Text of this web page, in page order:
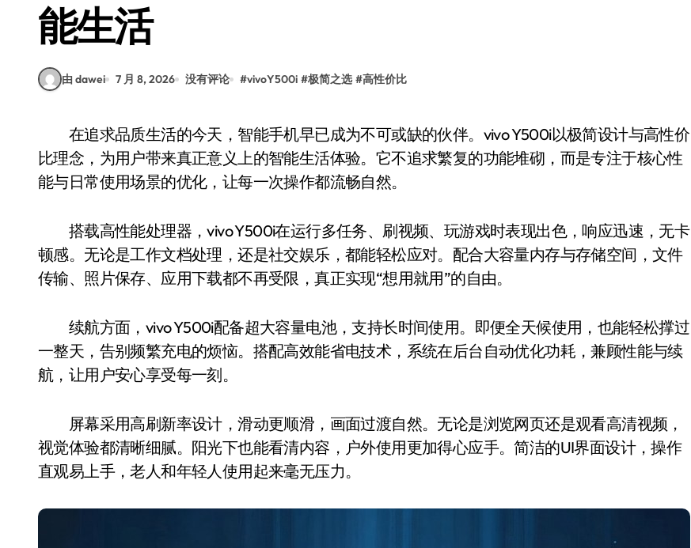
能生活
由 dawei 7 月 8, 2026 没有评论 #vivoY500i #极简之选 #高性价比
在追求品质生活的今天，智能手机早已成为不可或缺的伙伴。vivo Y500i以极简设计与高性价
比理念，为用户带来真正意义上的智能生活体验。它不追求繁复的功能堆砌，而是专注于核心性
能与日常使用场景的优化，让每一次操作都流畅自然。
搭载高性能处理器，vivo Y500i在运行多任务、刷视频、玩游戏时表现出色，响应迅速，无卡
顿感。无论是工作文档处理，还是社交娱乐，都能轻松应对。配合大容量内存与存储空间，文件
传输、照片保存、应用下载都不再受限，真正实现“想用就用”的自由。
续航方面，vivo Y500i配备超大容量电池，支持长时间使用。即便全天候使用，也能轻松撑过
一整天，告别频繁充电的烦恼。搭配高效能省电技术，系统在后台自动优化功耗，兼顾性能与续
航，让用户安心享受每一刻。
屏幕采用高刷新率设计，滑动更顺滑，画面过渡自然。无论是浏览网页还是观看高清视频，
视觉体验都清晰细腻。阳光下也能看清内容，户外使用更加得心应手。简洁的UI界面设计，操作
直观易上手，老人和年轻人使用起来毫无压力。